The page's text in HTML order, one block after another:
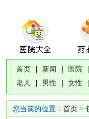
首页 新闻 医院
老人
男性 女性
您当前的位置： 首页 >